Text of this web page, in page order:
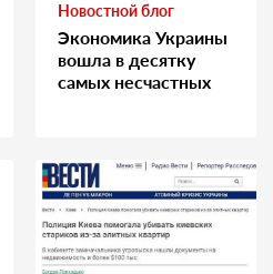
Новостной блог
Экономика Украины
вошла в десятку
самых несчастных